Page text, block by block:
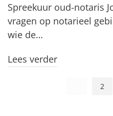
Spreekuur oud-notaris
vragen op notarieel
wie de…
Lees verder
2